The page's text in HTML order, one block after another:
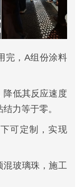
完，A组份涂料
降低其反应速度
力等于零。
可定制，实现
混玻璃珠，施工